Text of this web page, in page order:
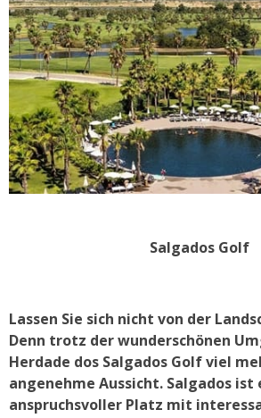
Salgados Golf
Lassen Sie sich nicht von der
Denn trotz der wunderschönen
Herdade dos Salgados Golf viel
angenehme Aussicht. Salgados ist
anspruchsvoller Platz mit